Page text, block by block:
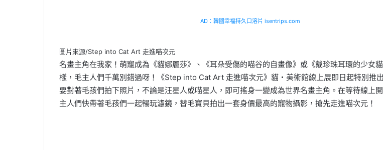
AD：韓國幸福持久口溶片 isentrips.com
圖片來源/Step into Cat Art 走進喵次元
名畫主角在我家！萌寵成為《貓娜麗莎》、《耳朵受傷的喵谷的自畫像》或《戴珍珠耳環的少女
樣，毛主人們千萬別錯過呀！《Step into Cat Art 走進喵次元》貓・美術館線上展即日起特別推
要對著毛孩們拍下照片，不論是汪星人或喵星人，即可搖身一變成為世界名畫主角。在等待線上
主人們快帶著毛孩們一起暢玩濾鏡，替毛寶貝拍出一套身價最高的寵物攝影，搶先走進喵次元！